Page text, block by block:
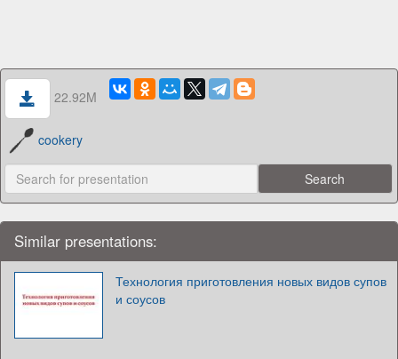
22.92M
cookery
Similar presentations:
Технология приготовления новых видов супов
и соусов